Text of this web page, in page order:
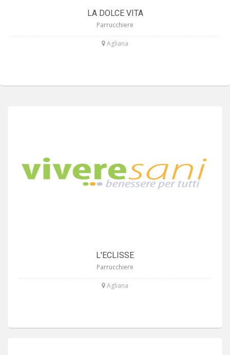
LA DOLCE VITA
Parrucchiere
Agliana
L'ECLISSE
Parrucchiere
Agliana